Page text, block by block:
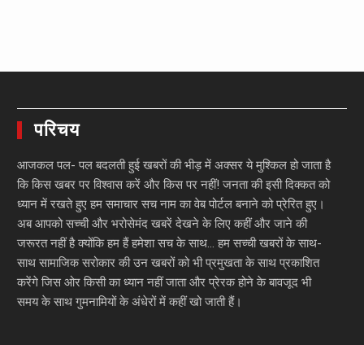
परिचय
आजकल पल- पल बदलती हुई खबरों की भीड़ में अक्सर ये मुश्किल हो जाता है
कि किस खबर पर विश्वास करें और किस पर नहीं! जनता की इसी दिक्कत को
ध्यान में रखते हुए हम समाचार सच नाम का वेब पोर्टल बनाने को प्रेरित हुए।
अब आपको सच्ची और भरोसेमंद खबरें देखने के लिए कहीं और जाने की
जरूरत नहीं है क्योंकि हम हैं हमेशा सच के साथ… हम सच्ची खबरों के साथ-
साथ सामाजिक सरोकार की उन खबरों को भी प्रमुखता के साथ प्रकाशित
करेंगे जिस ओर किसी का ध्यान नहीं जाता और प्रेरक होने के बावजूद भी
समय के साथ गुमनामियों के अंधेरों में कहीं खो जाती हैं।